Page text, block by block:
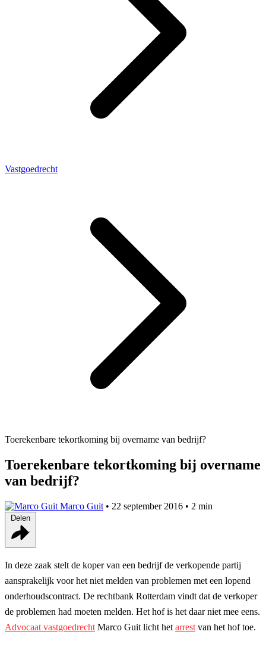
Vastgoedrecht
Toerekenbare tekortkoming bij overname van bedrijf?
Toerekenbare tekortkoming bij overname
van bedrijf?
Marco Guit • 22 september 2016 • 2 min
In deze zaak stelt de koper van een bedrijf de verkopende partij
aansprakelijk voor het niet melden van problemen met een lopend
onderhoudscontract. De rechtbank Rotterdam vindt dat de verkoper
de problemen had moeten melden. Het hof is het daar niet mee eens.
Advocaat vastgoedrecht Marco Guit licht het arrest van het hof toe.